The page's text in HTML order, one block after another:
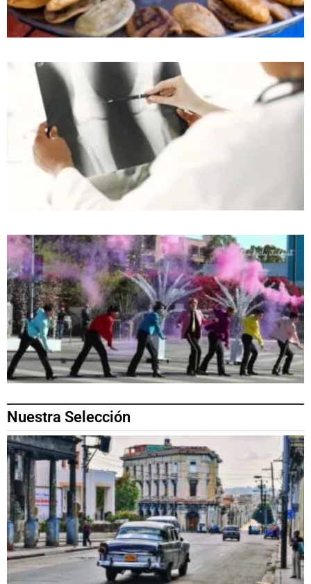
Nuestra Selección